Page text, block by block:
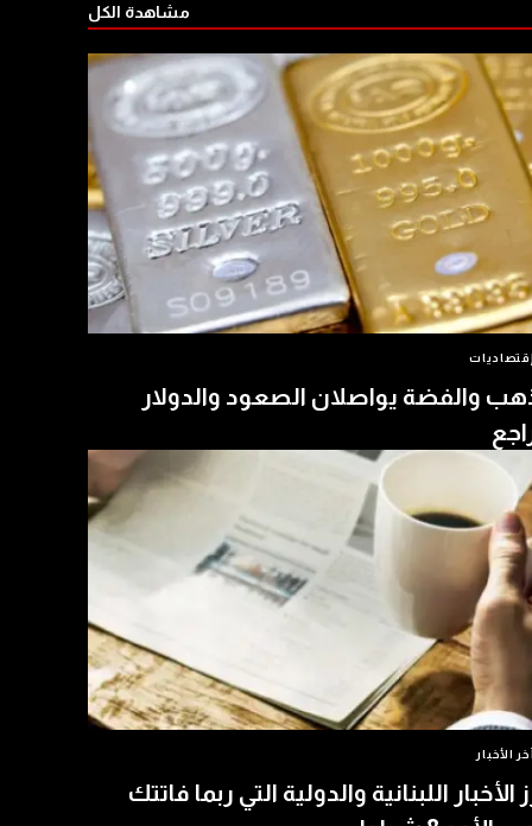
مشاهدة الكل
إقتصاديات
والفضة يواصلان الصعود والدولار
آخر الأخبار
الأخبار اللبنانية والدولية التي ربما فاتتك